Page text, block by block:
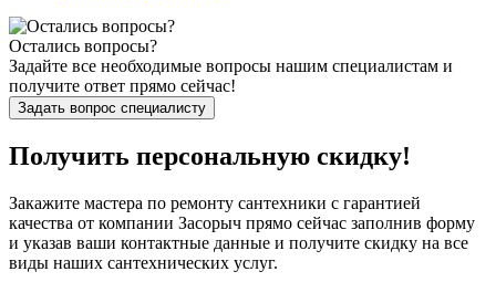
Остались вопросы?
Задайте все необходимые вопросы нашим специалистам и
получите ответ прямо сейчас!
Задать вопрос специалисту
Получить персональную скидку!
Закажите мастера по ремонту сантехники с гарантией
качества от компании Засорыч прямо сейчас заполнив форму
и указав ваши контактные данные и получите скидку на все
виды наших сантехнических услуг.